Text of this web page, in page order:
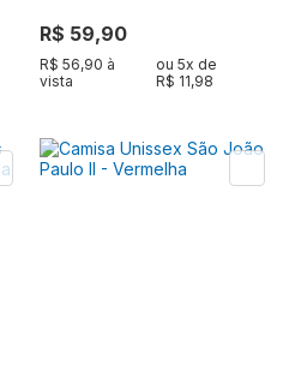
R$ 59,90
R$ 56,90 à
vista
ou5x de
R$ 11,98